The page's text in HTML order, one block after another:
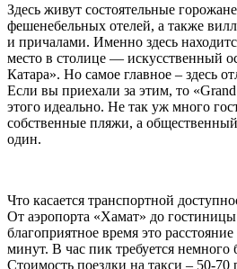
Здесь живут состоятельные
фешенебельных отелей, а также
и причалами. Именно здесь
место в столице — искусственный
Катара». Но самое главное – здесь
Если вы приехали за этим, то
этого идеально. Не так уж много
собственные пляжи, а
один.
Что касается транспортной
От аэропорта «Хамат» до
благоприятное время это
минут. В час пик требуется
Стоимость поездки на такси – 50-70